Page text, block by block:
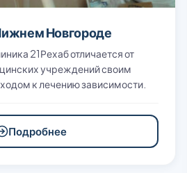
Новгороде
21Рехаб отличается от
учреждений своим
к лечению зависимости.
Подробнее